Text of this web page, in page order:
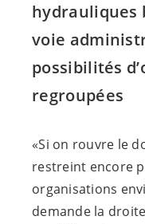
hydrauliques
voie
possibilités
regroupées
«Si on rouvre le
restreint encore
organisations
demande la